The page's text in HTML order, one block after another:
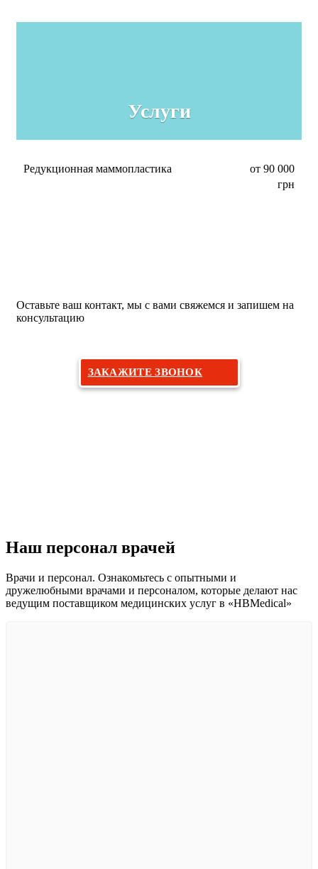
Услуги
Редукционная маммопластика
от 90 000
грн
Оставьте ваш контакт, мы с вами свяжемся и запишем на
консультацию
ЗАКАЖИТЕ ЗВОНОК
Наш персонал врачей
Врачи и персонал. Ознакомьтесь с опытными и
дружелюбными врачами и персоналом, которые делают нас
ведущим поставщиком медицинских услуг в «HBMedical»